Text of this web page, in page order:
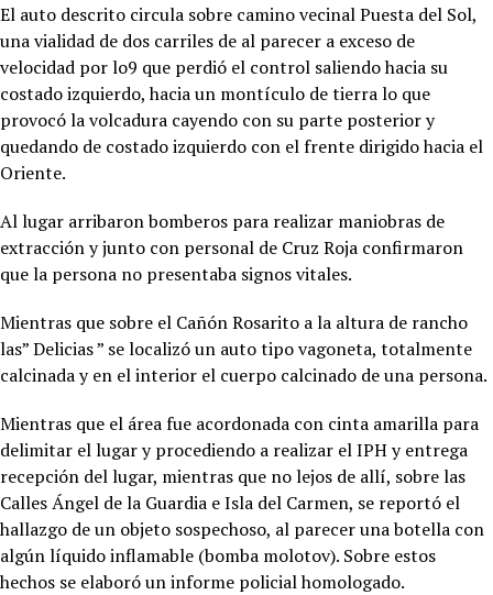
El auto descrito circula sobre camino vecinal Puesta del Sol,
una vialidad de dos carriles de al parecer a exceso de
velocidad por lo9 que perdió el control saliendo hacia su
costado izquierdo, hacia un montículo de tierra lo que
provocó la volcadura cayendo con su parte posterior y
quedando de costado izquierdo con el frente dirigido hacia el
Oriente.
Al lugar arribaron bomberos para realizar maniobras de
extracción y junto con personal de Cruz Roja confirmaron
que la persona no presentaba signos vitales.
Mientras que sobre el Cañón Rosarito a la altura de rancho
las” Delicias ” se localizó un auto tipo vagoneta, totalmente
calcinada y en el interior el cuerpo calcinado de una persona.
Mientras que el área fue acordonada con cinta amarilla para
delimitar el lugar y procediendo a realizar el IPH y entrega
recepción del lugar, mientras que no lejos de allí, sobre las
Calles Ángel de la Guardia e Isla del Carmen, se reportó el
hallazgo de un objeto sospechoso, al parecer una botella con
algún líquido inflamable (bomba molotov). Sobre estos
hechos se elaboró un informe policial homologado.